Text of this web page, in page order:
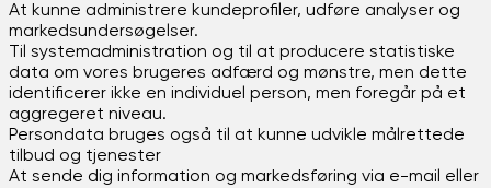
At kunne administrere kundeprofiler, udføre analyser og
markedsundersøgelser.
Til systemadministration og til at producere statistiske
data om vores brugeres adfærd og mønstre, men dette
identificerer ikke en individuel person, men foregår på et
aggregeret niveau.
Persondata bruges også til at kunne udvikle målrettede
tilbud og tjenester
At sende dig information og markedsføring via e-mail eller